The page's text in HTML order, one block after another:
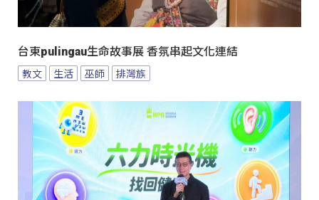
台東pulingau生命故事展 香氛串起文化連結
教文 生活 巫師 排灣族